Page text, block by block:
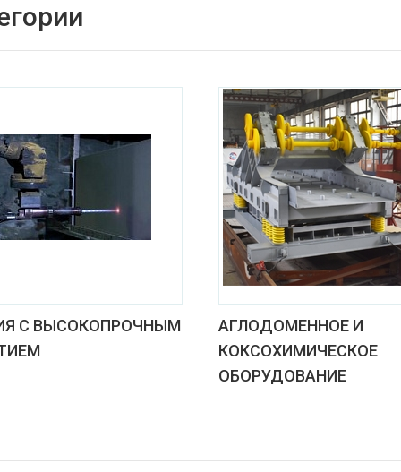
С ВЫСОКОПРОЧНЫМ
АГЛОДОМЕННОЕ И
КОКСОХИМИЧЕСКОЕ
ОБОРУДОВАНИЕ